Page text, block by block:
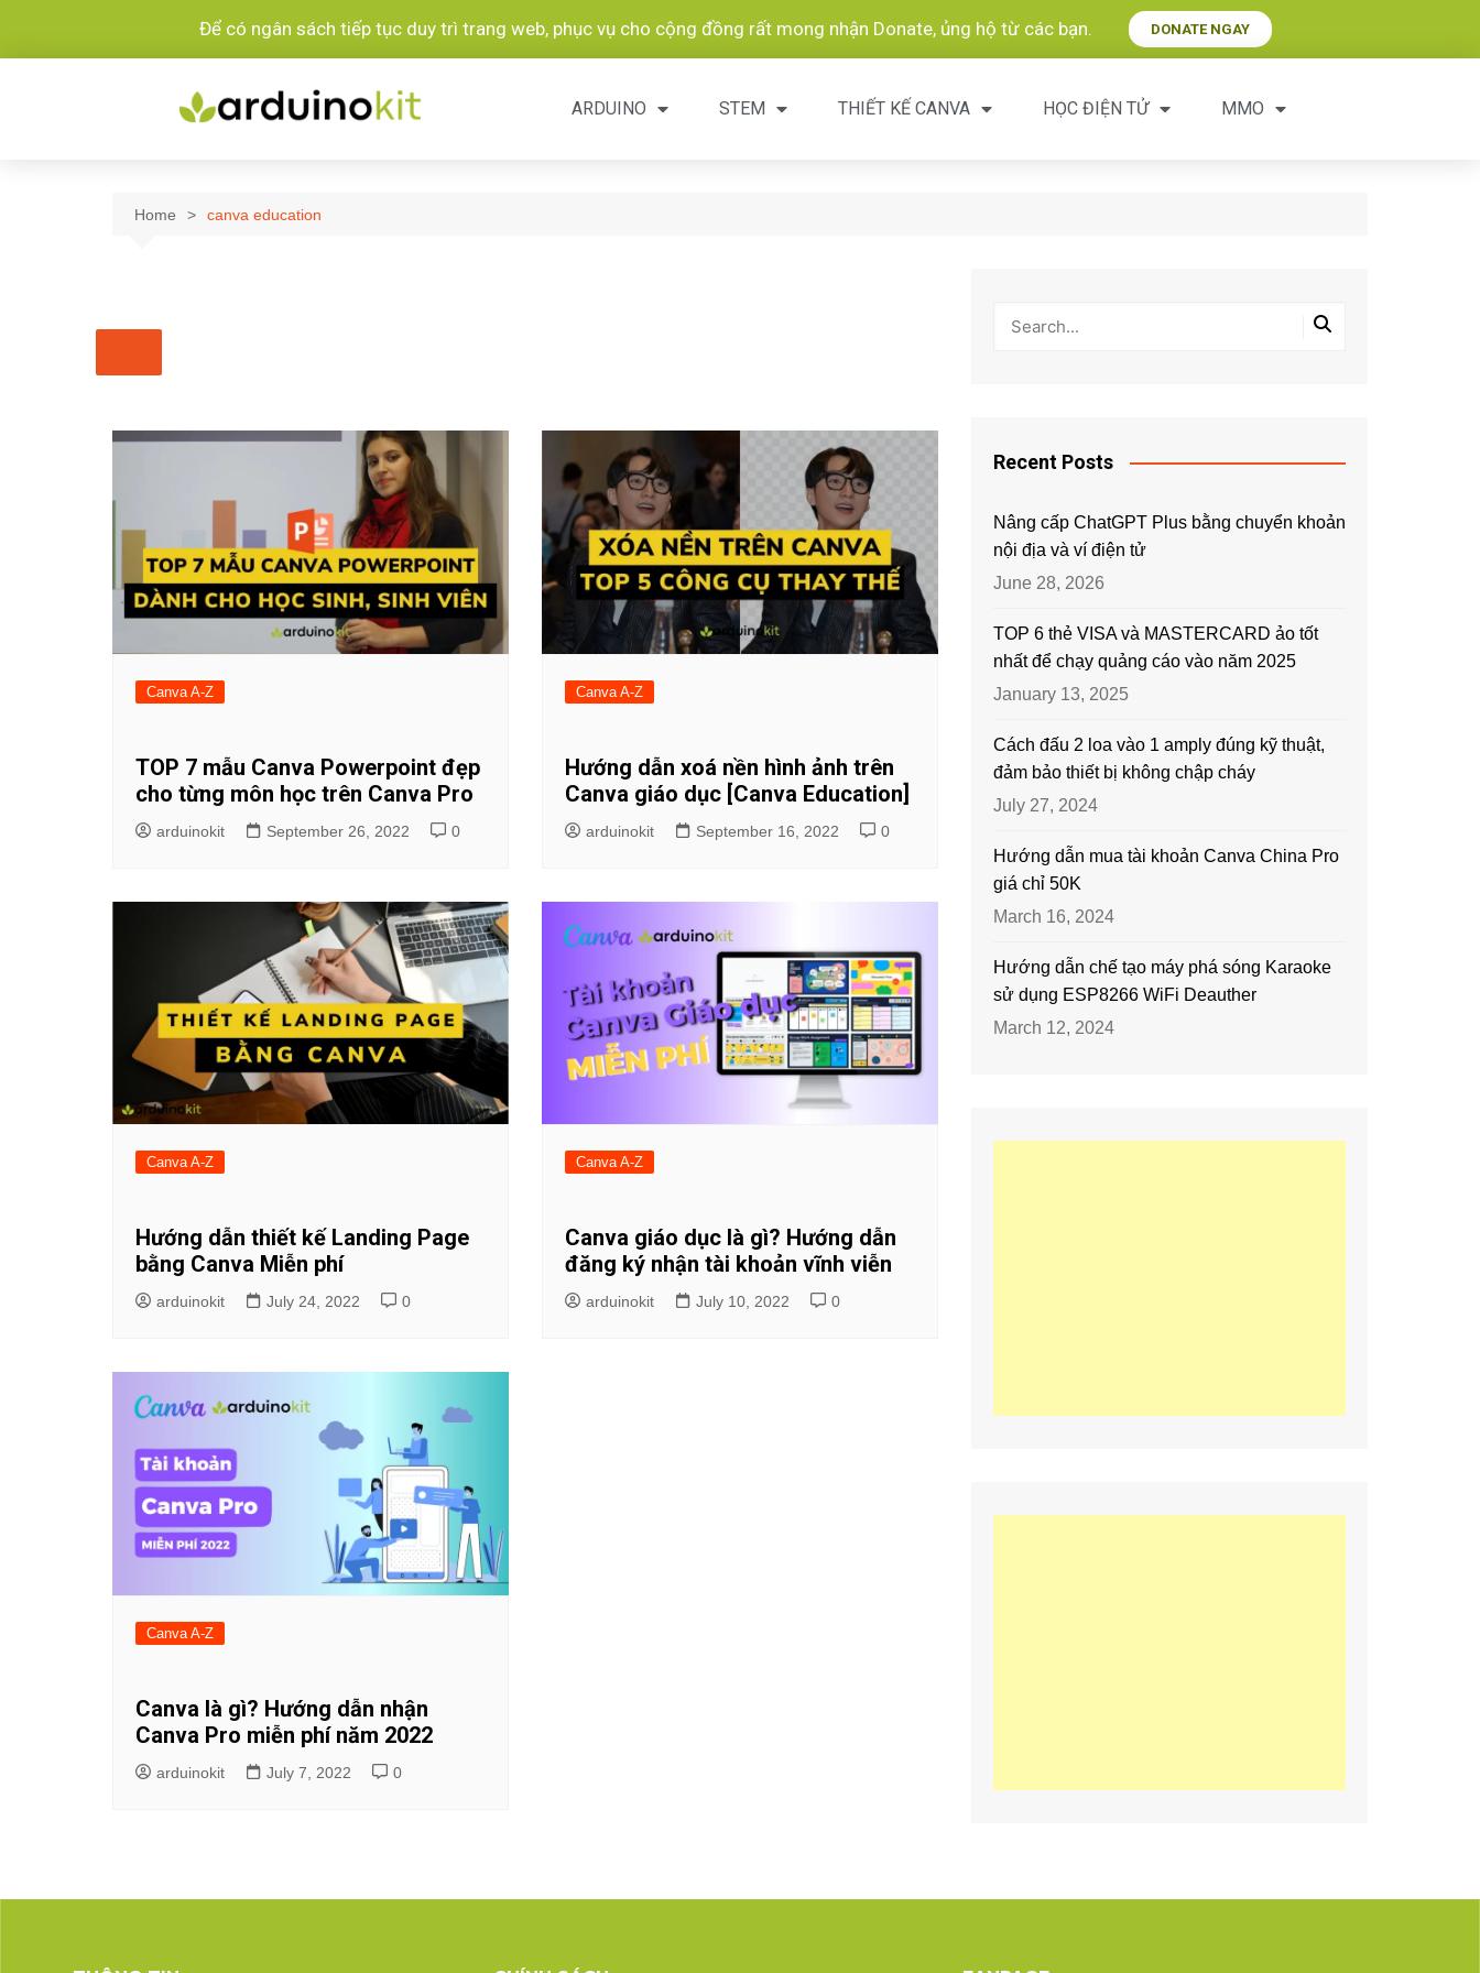
Để có ngân sách tiếp tục duy trì trang web, phục vụ cho cộng đồng rất mong nhận Donate, ủng hộ từ các bạn.​ DONATE NGAY
ARDUINO STEM THIẾT KẾ CANVA HỌC ĐIỆN TỬ MMO
Home canva education
Canva A-Z
TOP 7 mẫu Canva Powerpoint đẹp
cho từng môn học trên Canva Pro
arduinokit September 26, 2022 0
Canva A-Z
Hướng dẫn xoá nền hình ảnh trên
Canva giáo dục [Canva Education]
arduinokit September 16, 2022 0
Canva A-Z
Hướng dẫn thiết kế Landing Page
bằng Canva Miễn phí
arduinokit July 24, 2022 0
Canva A-Z
Canva giáo dục là gì? Hướng dẫn
đăng ký nhận tài khoản vĩnh viễn
arduinokit July 10, 2022 0
Canva A-Z
Canva là gì? Hướng dẫn nhận
Canva Pro miễn phí năm 2022
arduinokit July 7, 2022 0
Recent Posts
Nâng cấp ChatGPT Plus bằng chuyển khoản
nội địa và ví điện tử
June 28, 2026
TOP 6 thẻ VISA và MASTERCARD ảo tốt
nhất để chạy quảng cáo vào năm 2025
January 13, 2025
Cách đấu 2 loa vào 1 amply đúng kỹ thuật,
đảm bảo thiết bị không chập cháy
July 27, 2024
Hướng dẫn mua tài khoản Canva China Pro
giá chỉ 50K
March 16, 2024
Hướng dẫn chế tạo máy phá sóng Karaoke
sử dụng ESP8266 WiFi Deauther
March 12, 2024